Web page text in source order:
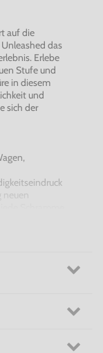
auf die
das
Erlebe
Stufe und
in diesem
und
sich der
Erregung